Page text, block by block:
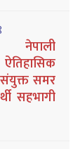
नेपाली
समर
सहभागी